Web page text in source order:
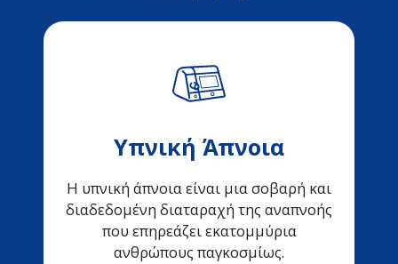
Υπνική Άπνοια
Η υπνική άπνοια είναι μια σοβαρή και
διαδεδομένη διαταραχή της αναπνοής
που επηρεάζει εκατομμύρια
ανθρώπους παγκοσμίως.